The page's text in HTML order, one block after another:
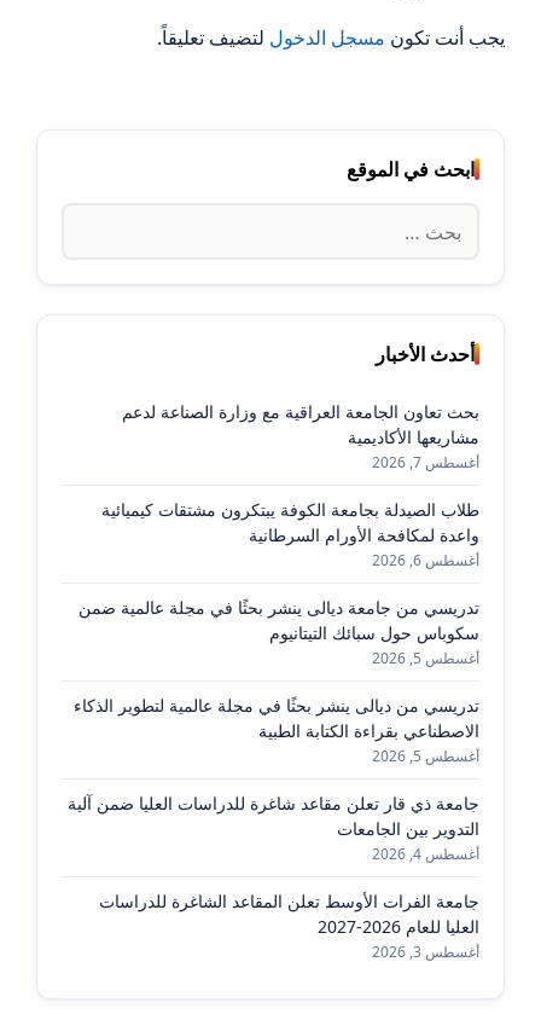
يجب أنت تكون مسجل الدخول لتضيف تعليقاً.
ابحث في الموقع
البحث
عن:
أحدث الأخبار
بحث تعاون الجامعة العراقية مع وزارة الصناعة لدعم
مشاريعها الأكاديمية
أغسطس 7, 2026
طلاب الصيدلة بجامعة الكوفة يبتكرون مشتقات كيميائية
واعدة لمكافحة الأورام السرطانية
أغسطس 6, 2026
تدريسي من جامعة ديالى ينشر بحثًا في مجلة عالمية ضمن
سكوباس حول سبائك التيتانيوم
أغسطس 5, 2026
تدريسي من ديالى ينشر بحثًا في مجلة عالمية لتطوير الذكاء
الاصطناعي بقراءة الكتابة الطبية
أغسطس 5, 2026
جامعة ذي قار تعلن مقاعد شاغرة للدراسات العليا ضمن آلية
التدوير بين الجامعات
أغسطس 4, 2026
جامعة الفرات الأوسط تعلن المقاعد الشاغرة للدراسات
العليا للعام 2026-2027
أغسطس 3, 2026